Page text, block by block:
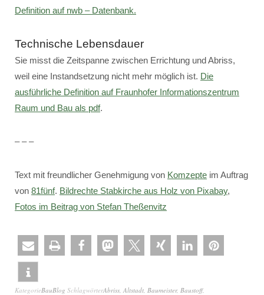
Definition auf nwb – Datenbank.
Technische Lebensdauer
Sie misst die Zeitspanne zwischen Errichtung und Abriss,
weil eine Instandsetzung nicht mehr möglich ist. Die
ausführliche Definition auf Fraunhofer Informationszentrum
Raum und Bau als pdf.
– – –
Text mit freundlicher Genehmigung von Komzepte im Auftrag
von 81fünf. Bildrechte Stabkirche aus Holz von Pixabay,
Fotos im Beitrag von Stefan Theßenvitz
KategorieBauBlog SchlagwörterAbriss, Altstadt, Baumeister, Baustoff,